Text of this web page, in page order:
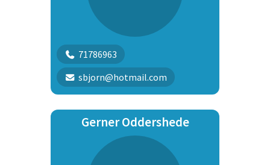
71786963
sbjorn@hotmail.com
Gerner Oddershede